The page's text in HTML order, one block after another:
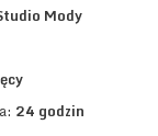
Mody
24 godzin